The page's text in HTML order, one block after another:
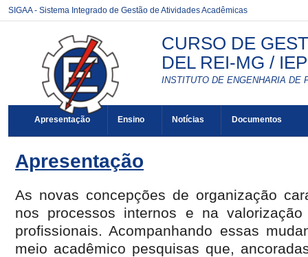
SIGAA - Sistema Integrado de Gestão de Atividades Acadêmicas
CURSO DE
DEL REI-MG /
INSTITUTO DE ENGENHARIA DE
Apresentação Ensino Notícias Documentos
Apresentação
As novas concepções de organização
nos processos internos e na
profissionais. Acompanhando essas
meio acadêmico pesquisas que,